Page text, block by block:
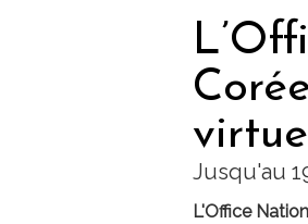
Jusqu'au
L'Office